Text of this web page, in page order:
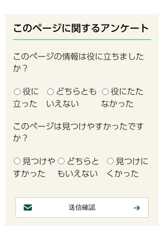
このページに関するアンケート
このページの情報は役に立ちました
か？
役に
立った
どちらとも
いえない
役にたた
なかった
このページは見つけやすかったです
か？
見つけや
すかった
どちらと
もいえない
見つけに
くかった